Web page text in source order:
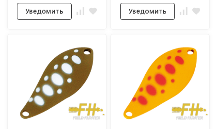
Уведомить Уведомить